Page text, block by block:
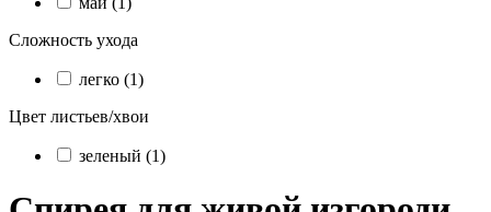
Сложность ухода
легко (1)
Цвет листьев/хвои
зеленый (1)